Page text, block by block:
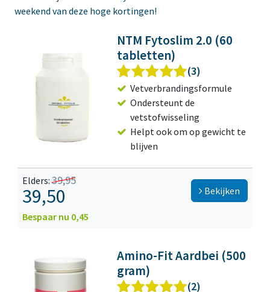
weekend van deze hoge kortingen!
NTM Fytoslim 2.0 (60
tabletten)
(3)
Vetverbrandingsformule
Ondersteunt de
vetstofwisseling
Helpt ook om op gewicht te
blijven
Elders:39,95
39,50
Bespaar nu 0,45
Bekijken
Amino-Fit Aardbei (500
gram)
(2)